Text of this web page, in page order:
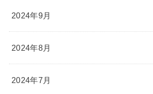
2024年9月
2024年8月
2024年7月